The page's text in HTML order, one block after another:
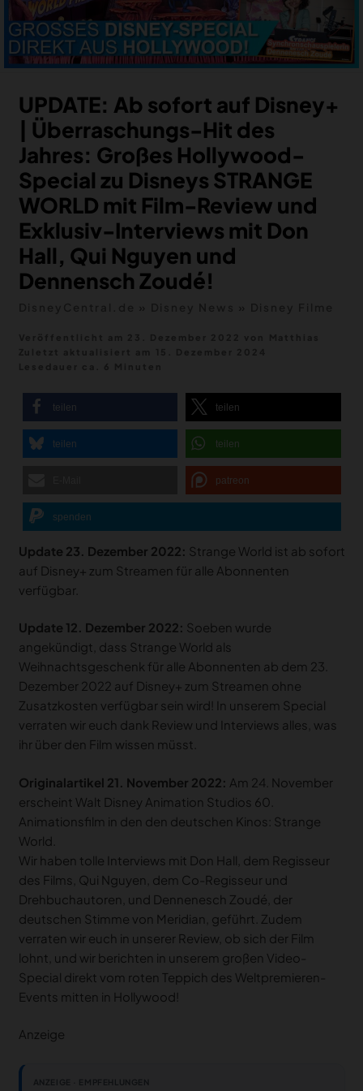
DEALS
MEIN HQ
50
UPDATE: Ab sofort auf Disney+
| Überraschungs-Hit des
Jahres: Großes Hollywood-
Special zu Disneys STRANGE
WORLD mit Film-Review und
Exklusiv-Interviews mit Don
Hall, Qui Nguyen und
Dennensch Zoudé!
teilen teilen
teilen teilen
patreon
spenden
Update 23. Dezember 2022: Strange World ist ab sofort
auf Disney+ zum Streamen für alle Abonnenten
verfügbar.
Update 12. Dezember 2022: Soeben wurde
angekündigt, dass Strange World als
Weihnachtsgeschenk für alle Abonnenten ab dem 23.
Dezember 2022 auf Disney+ zum Streamen ohne
Zusatzkosten verfügbar sein wird! In unserem Special
verraten wir euch dank Review und Interviews alles, was
ihr über den Film wissen müsst.
Originalartikel 21. November 2022: Am 24. November
erscheint Walt Disney Animation Studios 60.
Animationsfilm in den den deutschen Kinos: Strange
World.
Wir haben tolle Interviews mit Don Hall, dem Regisseur
des Films, Qui Nguyen, dem Co-Regisseur und
Drehbuchautoren, und Dennenesch Zoudé, der
deutschen Stimme von Meridian, geführt. Zudem
verraten wir euch in unserer Review, ob sich der Film
lohnt, und wir berichten in unserem großen Video-
Special direkt vom roten Teppich des Weltpremieren-
Events mitten in Hollywood!
Anzeige
ANZEIGE · EMPFEHLUNGEN